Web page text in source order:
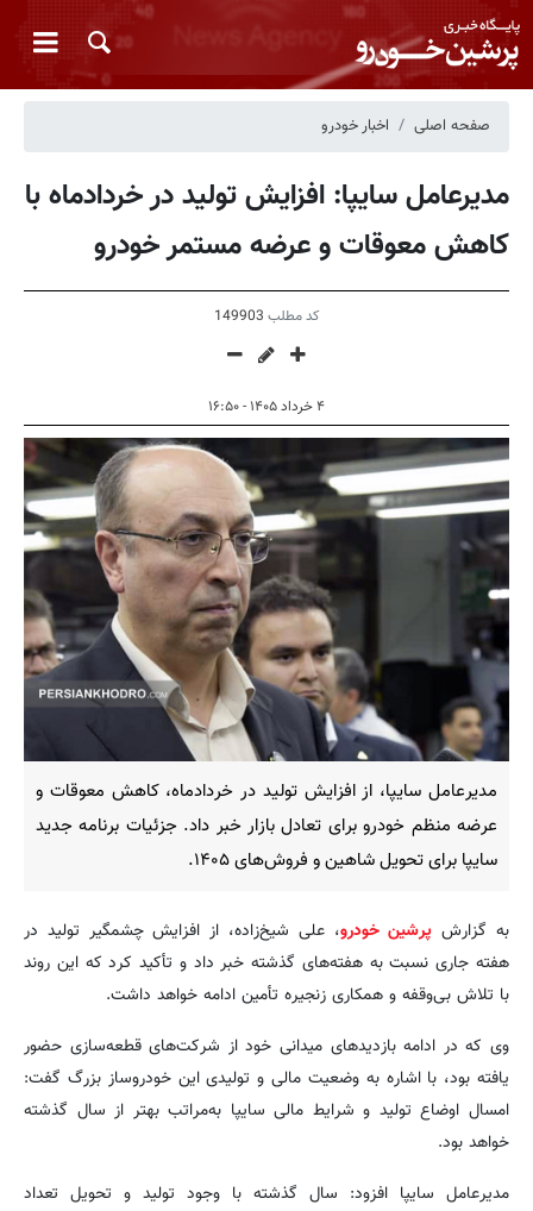
صفحه اصلی اخبار خودرو
مدیرعامل سایپا: افزایش تولید در خردادماه با
کاهش معوقات و عرضه مستمر خودرو
کد مطلب 149903
۴ خرداد ۱۴۰۵ - ۱۶:۵۰
مدیرعامل سایپا، از افزایش تولید در خردادماه، کاهش معوقات و
عرضه منظم خودرو برای تعادل بازار خبر داد. جزئیات برنامه جدید
سایپا برای تحویل شاهین و فروش‌های ۱۴۰۵.
به گزارش پرشین خودرو، علی شیخ‌زاده، از افزایش چشمگیر تولید در
هفته جاری نسبت به هفته‌های گذشته خبر داد و تأکید کرد که این روند
با تلاش بی‌وقفه و همکاری زنجیره تأمین ادامه خواهد داشت.
وی که در ادامه بازدیدهای میدانی خود از شرکت‌های قطعه‌سازی حضور
یافته بود، با اشاره به وضعیت مالی و تولیدی این خودروساز بزرگ گفت:
امسال اوضاع تولید و شرایط مالی سایپا به‌مراتب بهتر از سال گذشته
خواهد بود.
مدیرعامل سایپا افزود: سال گذشته با وجود تولید و تحویل تعداد